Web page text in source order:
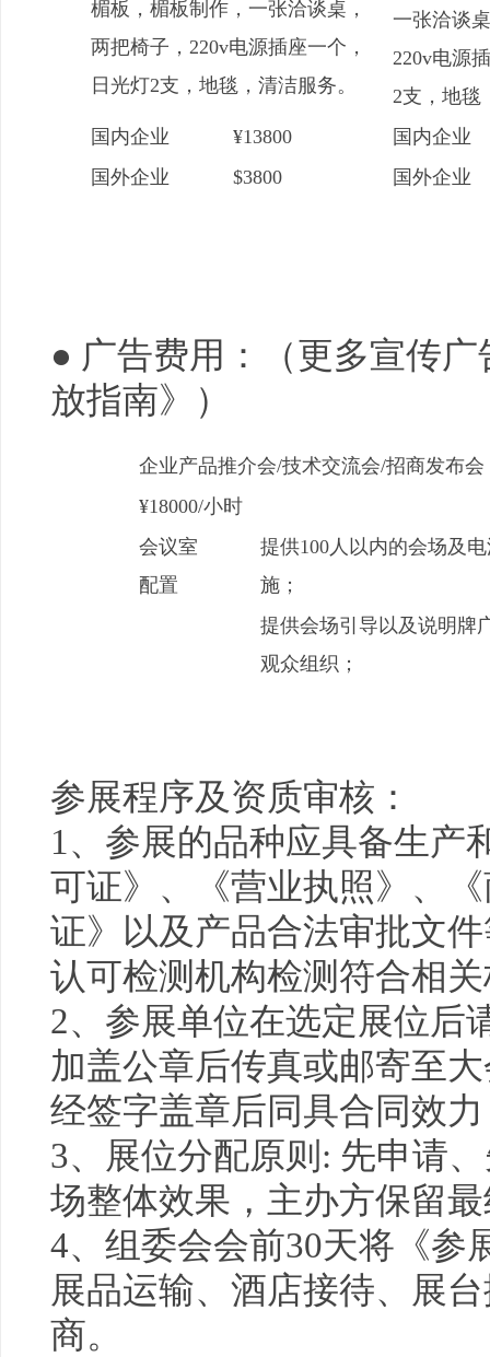
楣板，楣板制作，一张洽谈桌，
两把椅子，220v电源插座一个，
日光灯2支，地毯，清洁服务。
一张洽谈
220v电源
2支，地毯
国内企业
¥13800
国内企业
国外企业
$3800 国外企业
● 广告费用：（更多宣传
放指南》）
企业产品推介会/技术交流会/招商发布会
¥18000/小时
会议室
配置
提供100人以内的会场及
施；
提供会场引导以及说明牌
观众组织；
参展程序及资质审核：
1、参展的品种应具备生产
可证》、《营业执照》、
证》以及产品合法审批文
认可检测机构检测符合相
2、参展单位在选定展位后
加盖公章后传真或邮寄至
经签字盖章后同具合同效
3、展位分配原则: 先申请
场整体效果，主办方保留
4、组委会会前30天将《参
展品运输、酒店接待、展
商。